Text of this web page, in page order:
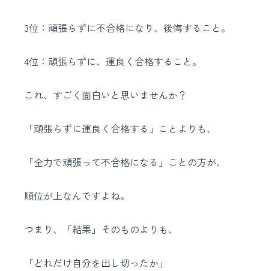
3位：頑張らずに不合格になり、後悔すること。
4位：頑張らずに、運良く合格すること。
これ、すごく面白いと思いませんか？
「頑張らずに運良く合格する」ことよりも、
「全力で頑張って不合格になる」ことの方が、
順位が上なんですよね。
つまり、「結果」そのものよりも、
「どれだけ自分を出し切ったか」